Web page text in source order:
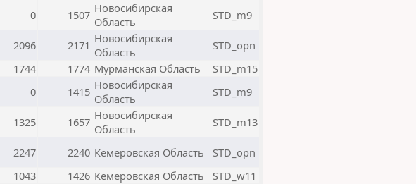
0 1507 Новосибирская
Область
STD_m9
2096 2171 Новосибирская
Область
STD_opn
1744 1774 Мурманская Область
STD_m15
0 1415 Новосибирская
Область
STD_m9
1325 1657 Новосибирская
Область
STD_m13
2247 2240 Кемеровская Область
STD_opn
1043 1426 Кемеровская Область
STD_w11